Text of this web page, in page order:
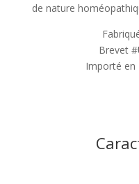
de nature
Brevet
Importé en